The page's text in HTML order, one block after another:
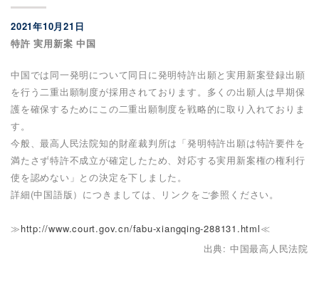
2021年10月21日
特許 実用新案 中国
中国では同一発明について同日に発明特許出願と実用新案登録出願
を行う二重出願制度が採用されております。多くの出願人は早期保
護を確保するためにこの二重出願制度を戦略的に取り入れておりま
す。
今般、最高人民法院知的財産裁判所は「発明特許出願は特許要件を
満たさず特許不成立が確定したため、対応する実用新案権の権利行
使を認めない」との決定を下しました。
詳細(中国語版）につきましては、リンクをご参照ください。
≫http://www.court.gov.cn/fabu-xiangqing-288131.html≪
出典: 中国最高人民法院